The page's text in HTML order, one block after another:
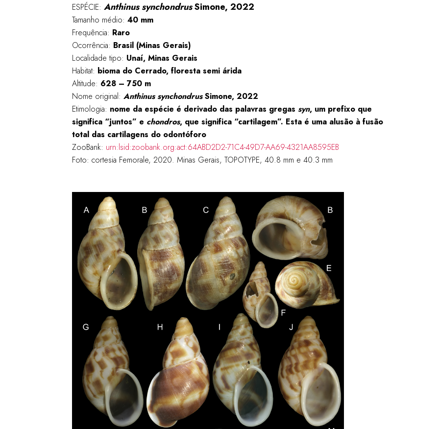
ESPÉCIE: Anthinus synchondrusSimone, 2022
Tamanho médio: 40 mm
Frequência: Raro
Ocorrência: Brasil (Minas Gerais)
Localidade tipo: Unaí, Minas Gerais
Habitat: bioma do Cerrado, floresta semi árida
Altitude: 628 – 750 m
Nome original: Anthinus synchondrusSimone, 2022
Etimologia: nome da espécie é derivado das palavras gregas syn, um prefixo que
significa “juntos” e chondros, que significa “cartilagem”. Esta é uma alusão à fusão
total das cartilagens do odontóforo
ZooBank: urn:lsid:zoobank.org:act:64ABD2D2-71C4-49D7-AA69-4321AA8595EB
Foto: cortesia Femorale, 2020. Minas Gerais, TOPOTYPE, 40.8 mm e 40.3 mm